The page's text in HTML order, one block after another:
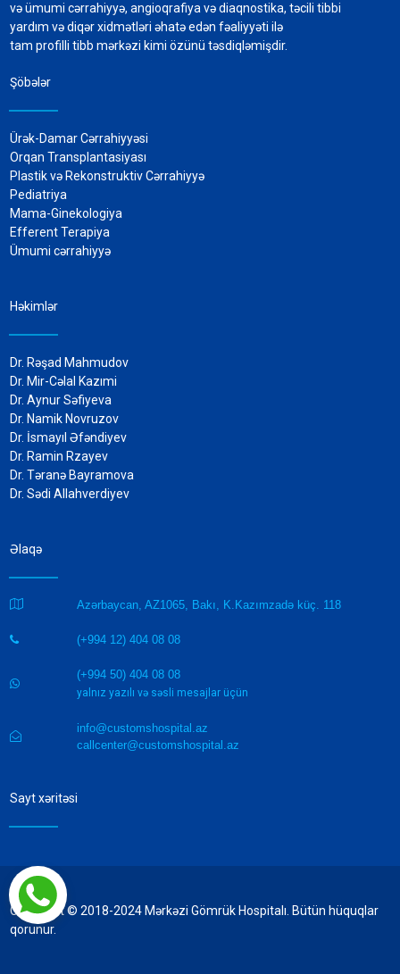
və ümumi cərrahiyyə, angioqrafiya və diaqnostika, təcili tibbi
yardım və diqər xidmətləri əhatə edən fəaliyyəti ilə
tam profilli tibb mərkəzi kimi özünü təsdiqləmişdir.
Şöbələr
Ürək-Damar Cərrahiyyəsi
Orqan Transplantasiyası
Plastik və Rekonstruktiv Cərrahiyyə
Pediatriya
Mama-Ginekologiya
Efferent Terapiya
Ümumi cərrahiyyə
Həkimlər
Dr. Rəşad Mahmudov
Dr. Mir-Cəlal Kazımi
Dr. Aynur Səfiyeva
Dr. Namik Novruzov
Dr. İsmayıl Əfəndiyev
Dr. Ramin Rzayev
Dr. Təranə Bayramova
Dr. Sədi Allahverdiyev
Əlaqə
 Azərbaycan, AZ1065, Bakı, K.Kazımzadə küç. 118
 (+994 12) 404 08 08

(+994 50) 404 08 08
yalnız yazılı və səsli mesajlar üçün

info@customshospital.az
callcenter@customshospital.az
Sayt xəritəsi
Copyright © 2018-2024 Mərkəzi Gömrük Hospitalı. Bütün hüquqlar
qorunur.